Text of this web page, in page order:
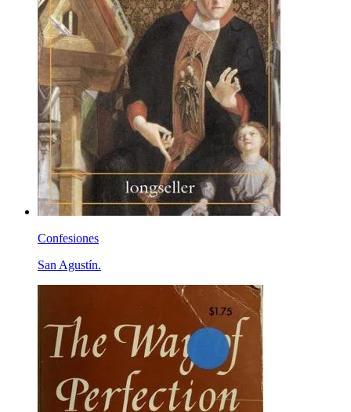
Confesiones
San Agustín.